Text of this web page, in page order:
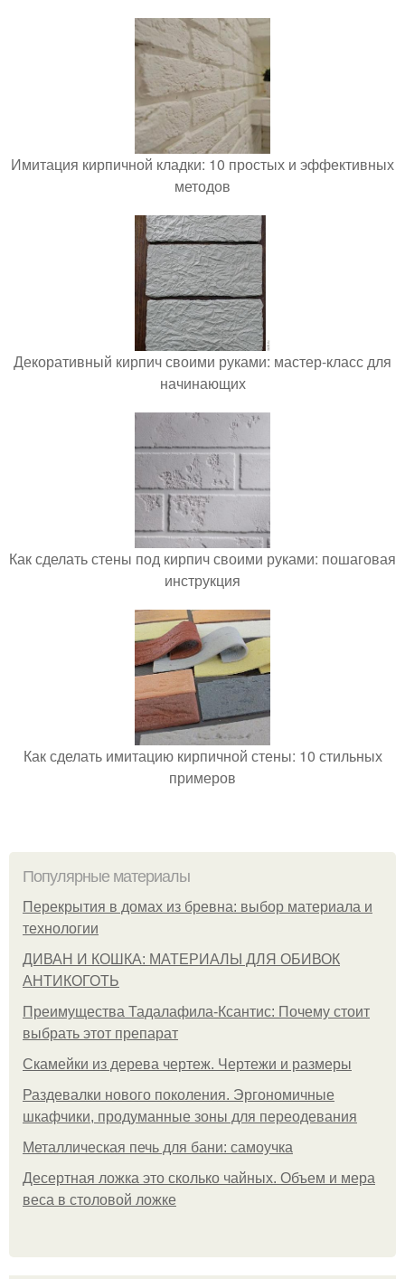
Имитация кирпичной кладки: 10 простых и эффективных
методов
Декоративный кирпич своими руками: мастер-класс для
начинающих
Как сделать стены под кирпич своими руками: пошаговая
инструкция
Как сделать имитацию кирпичной стены: 10 стильных
примеров
Популярные материалы
Перекрытия в домах из бревна: выбор материала и
технологии
ДИВАН И КОШКА: МАТЕРИАЛЫ ДЛЯ ОБИВОК
АНТИКОГОТЬ
Преимущества Тадалафила-Ксантис: Почему стоит
выбрать этот препарат
Скамейки из дерева чертеж. Чертежи и размеры
Раздевалки нового поколения. Эргономичные
шкафчики, продуманные зоны для переодевания
Металлическая печь для бани: самоучка
Десертная ложка это сколько чайных. Объем и мера
веса в столовой ложке